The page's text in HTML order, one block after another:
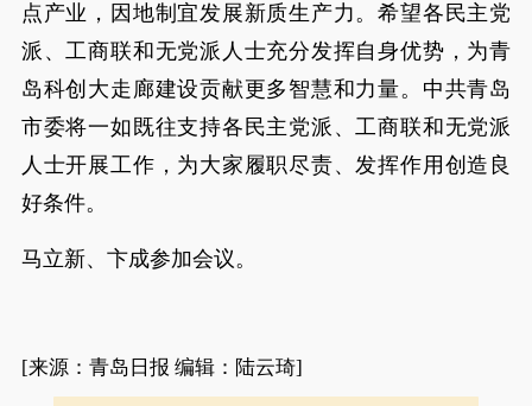
点产业，因地制宜发展新质生产力。希望各民主党
派、工商联和无党派人士充分发挥自身优势，为青
岛科创大走廊建设贡献更多智慧和力量。中共青岛
市委将一如既往支持各民主党派、工商联和无党派
人士开展工作，为大家履职尽责、发挥作用创造良
好条件。
马立新、卞成参加会议。
[来源：青岛日报 编辑：陆云琦]